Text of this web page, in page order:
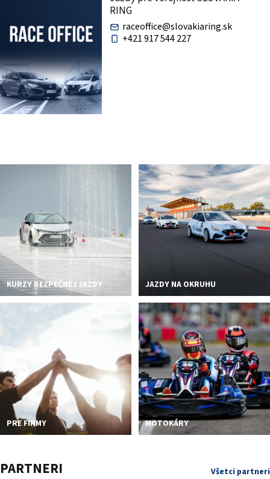
RING
raceoffice@slovakiaring.sk
+421 917 544 227
KURZY BEZPEČNEJ JAZDY JAZDY NA OKRUHU
PRE FIRMY MOTOKÁRY
PARTNERI Všetci partneri